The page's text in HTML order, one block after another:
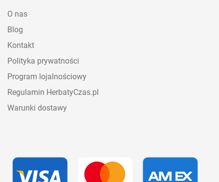
O nas
Blog
Kontakt
Polityka prywatności
Program lojalnościowy
Regulamin HerbatyCzas.pl
Warunki dostawy